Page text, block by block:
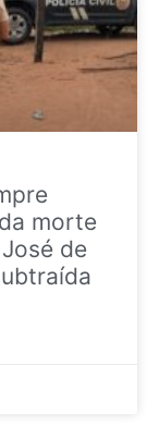
morte
de